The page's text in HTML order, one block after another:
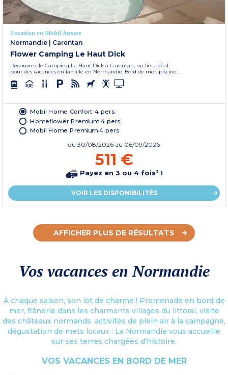
Location en Mobil homes
Normandie | Carentan
Flower Camping Le Haut Dick
Découvrez le Camping Le Haut Dick à Carentan, un lieu idéal
pour des vacances en famille en Normandie. Bord de mer, piscine...
Mobil Home Confort 4 pers.
Homeflower Premium 4 pers.
Mobil Home Premium 4 pers
du 30/08/2026 au 06/09/2026
511 €
Payez en 3 ou 4 fois² !
VOIR LES DISPONIBILITÉS
AFFICHER PLUS DE RÉSULTATS
Vos vacances en Normandie
À chaque saison, son lot de charme ! Promenade en bord de
mer, flânerie dans les charmants villages du littoral, visite
des châteaux normands, activités de plein air à la campagne,
dégustation de mets locaux : La Normandie vous accueille
sur ses terres chargées d’histoire.
VOS VACANCES EN BORD DE MER